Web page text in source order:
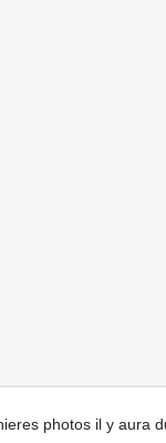
photos il y aura